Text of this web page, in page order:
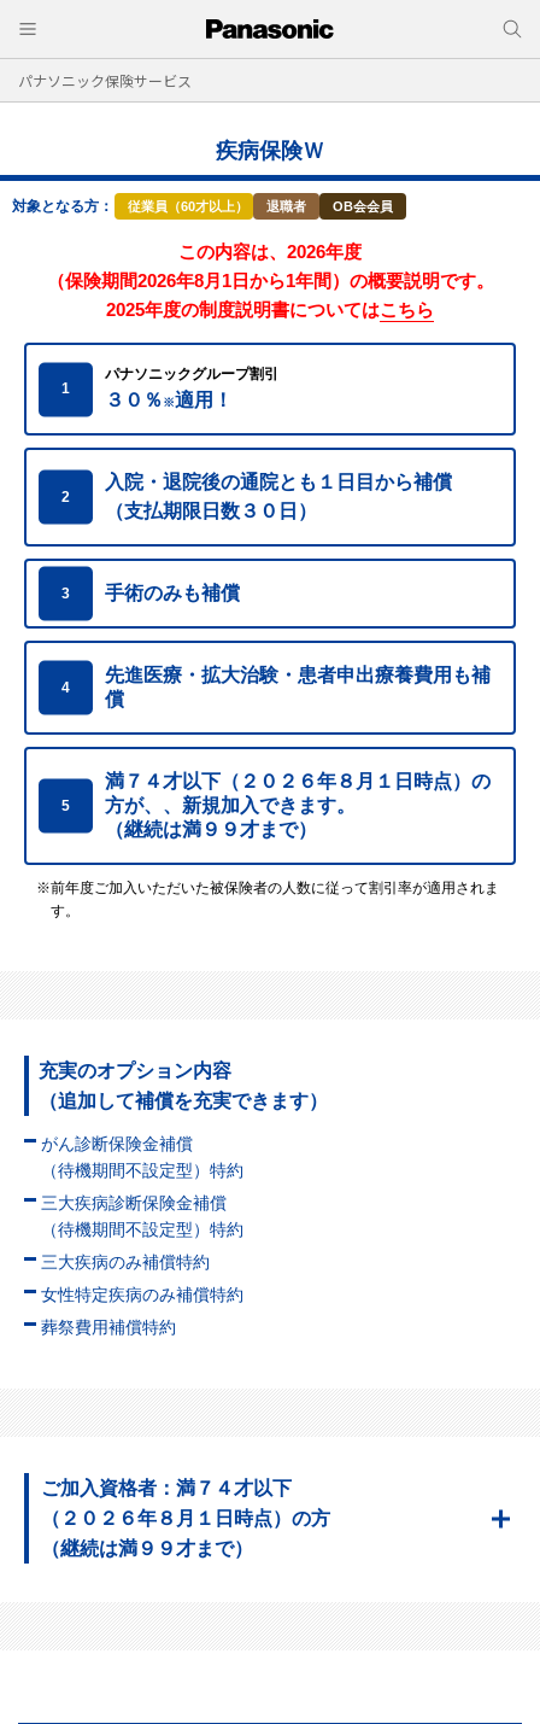
パナソニック保険サービス
疾病保険Ｗ
対象となる方： 従業員（60才以上） 退職者 OB会会員
この内容は、2026年度
（保険期間2026年8月1日から1年間）の概要説明です。
2025年度の制度説明書についてはこちら
1
パナソニックグループ割引
３０％ ※適用！
2
入院・退院後の通院とも１日目から補償
（支払期限日数３０日）
3 手術のみも補償
4
先進医療・拡大治験・患者申出療養費用も補
償
5
満７４才以下（２０２６年８月１日時点）の
方が、、 新規加入できます。
（継続は満９９才まで）
※前年度ご加入いただいた被保険者の人数に従って割引率が適用されま
す。
充実のオプション内容
（追加して補償を充実できます）
がん診断保険金補償
（待機期間不設定型）特約
三大疾病診断保険金補償
（待機期間不設定型）特約
三大疾病のみ補償特約
女性特定疾病のみ補償特約
葬祭費用補償特約
ご加入資格者：満７４才以下
（２０２６年８月１日時点）の方
（継続は満９９才まで）